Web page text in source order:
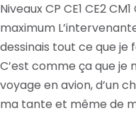
Niveaux CP CE1 CE2
maximum
dessinais tout ce que je
C’est comme ça que je
voyage en avion, d’un
ma tante et même de